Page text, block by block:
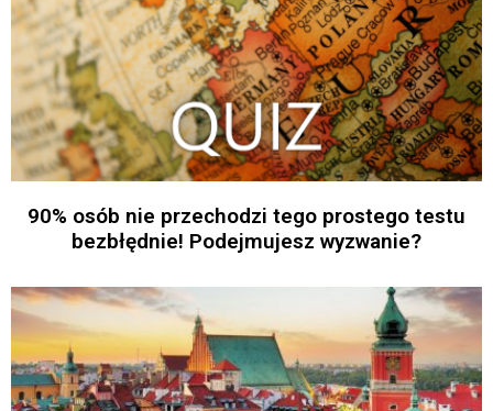
90% osób nie przechodzi tego prostego testu
bezbłędnie! Podejmujesz wyzwanie?